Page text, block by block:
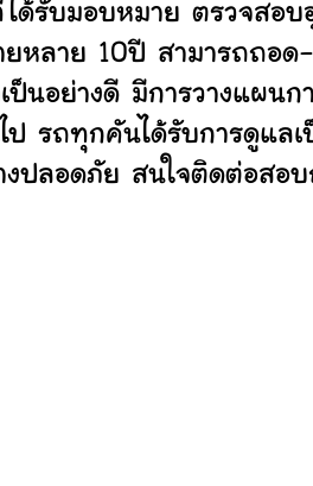
ได้รับมอบหมาย ตรวจสอ
ยหลาย 10ปี สามารถถอด
ป็นอย่างดี มีการวางแผนก
ไป รถทุกคันได้รับการดูแล
ปลอดภัย สนใจติดต่อสอบ